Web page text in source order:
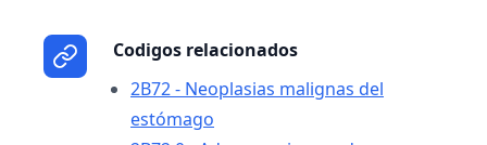
Codigos relacionados
2B72 - Neoplasias malignas del
estómago